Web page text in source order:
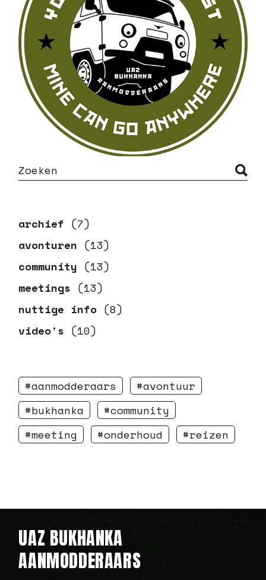
archief (7)
avonturen (13)
community (13)
meetings (13)
nuttige info (8)
video's (10)
aanmodderaars
avontuur
bukhanka
community
meeting
onderhoud reizen
UAZ BUKHANKA
AANMODDERAARS